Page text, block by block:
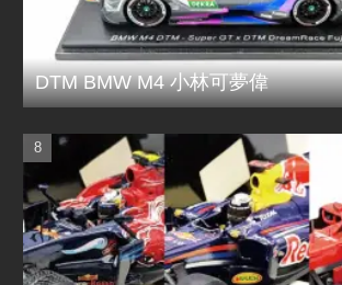
DTM BMW M4 小林可夢偉